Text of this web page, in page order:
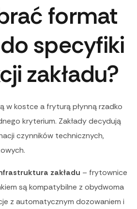
format
specyfiki
zakładu?
w kostce a fryturą płynną rzadko
kryterium. Zakłady decydują
czynników technicznych,
zakładu – frytownice
są kompatybilne z obydwoma
z automatycznym dozowaniem i